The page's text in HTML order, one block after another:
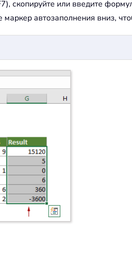
скопируйте или введите
автозаполнения вниз,